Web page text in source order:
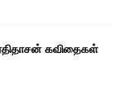
கவிதைகள்